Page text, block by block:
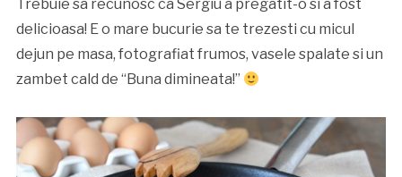
Trebuie sa recunosc ca Sergiu a pregatit-o si a fost
delicioasa! E o mare bucurie sa te trezesti cu micul
dejun pe masa, fotografiat frumos, vasele spalate si un
zambet cald de “Buna dimineata!”